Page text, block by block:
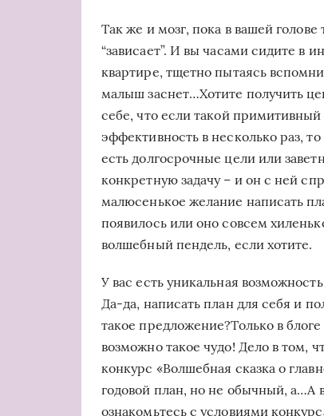
Так же и мозг, пока в вашей
“зависает”. И вы часами сидите в
квартире, тщетно пытаясь
малыш заснет…Хотите получить
себе, что если такой
эффективность в несколько раз,
есть долгосрочные цели или
конкретную задачу – и он с ней
малюсенькое желание написать
появилось или оно совсем
волшебный пендель, если хотите.
У вас есть уникальная
Да-да, написать план для себя и
такое предложение?Только в
возможно такое чудо! Дело в том,
конкурс «Волшебная сказка о
годовой план, но не обычный, а…А
ознакомьтесь с условиями